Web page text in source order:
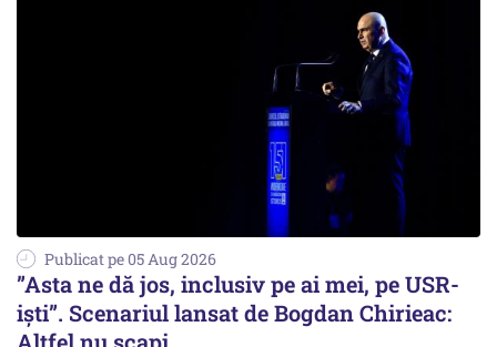
Publicat pe 05 Aug 2026
”Asta ne dă jos, inclusiv pe ai mei, pe USR-
iști”. Scenariul lansat de Bogdan Chirieac:
Altfel nu scapi